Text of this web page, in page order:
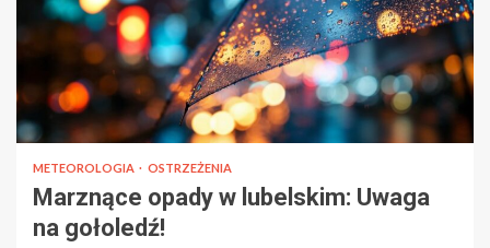
METEOROLOGIA OSTRZEŻENIA
Marznące opady w lubelskim: Uwaga
na gołoledź!